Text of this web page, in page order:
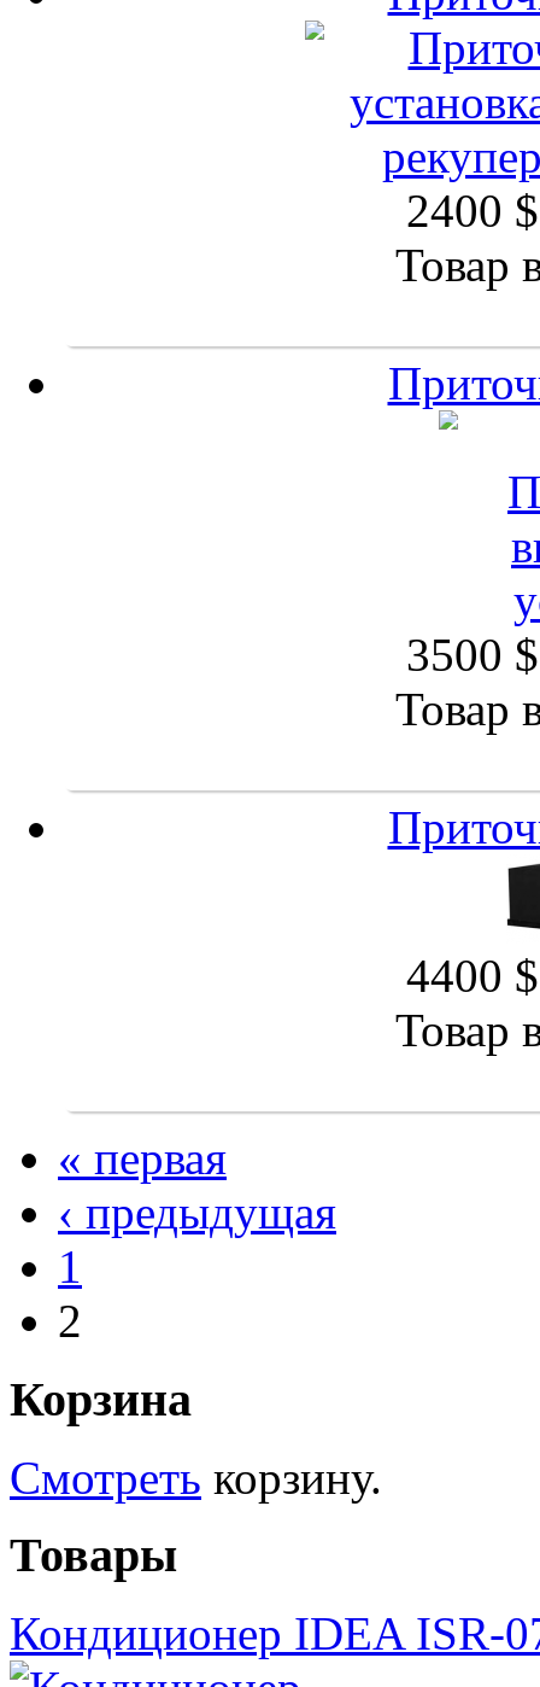
2400
Товар
3500
Товар
4400
Товар
« первая
‹ предыдущая
1
2
Корзина
Смотреть корзину.
Товары
Кондиционер IDEA ISR-